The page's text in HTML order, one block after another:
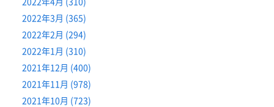
2022年3月 (365)
2022年2月 (294)
2022年1月 (310)
2021年12月 (400)
2021年11月 (978)
2021年10月 (723)